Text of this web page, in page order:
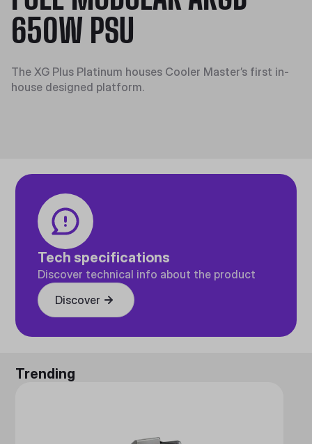
650W PSU
The XG Plus Platinum houses Cooler Master’s first in-
house designed platform.
Tech specifications
Discover technical info about the product
Discover
Trending